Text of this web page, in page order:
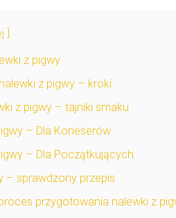
z pigwy
z pigwy – kroki
z pigwy – tajniki smaku
– Dla Koneserów
– Dla Początkujących
– sprawdzony przepis
przygotowania nalewki z